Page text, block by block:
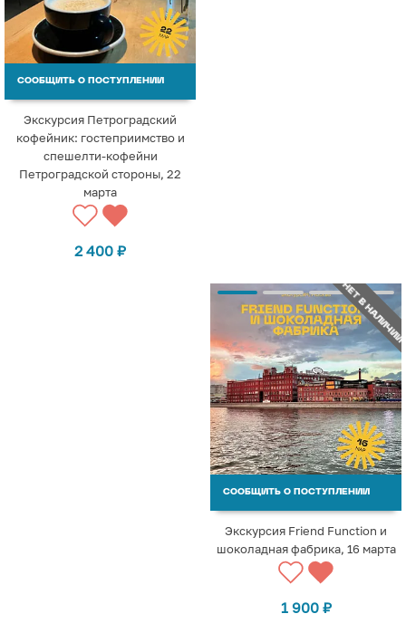
СООБЩИТЬ О ПОСТУПЛЕНИИ
Экскурсия Петроградский
кофейник: гостеприимство и
спешелти-кофейни
Петроградской стороны, 22
марта
2 400 ₽
НЕТ В НАЛИЧИИ
СООБЩИТЬ О ПОСТУПЛЕНИИ
Экскурсия Friend Function и
шоколадная фабрика, 16 марта
1 900 ₽